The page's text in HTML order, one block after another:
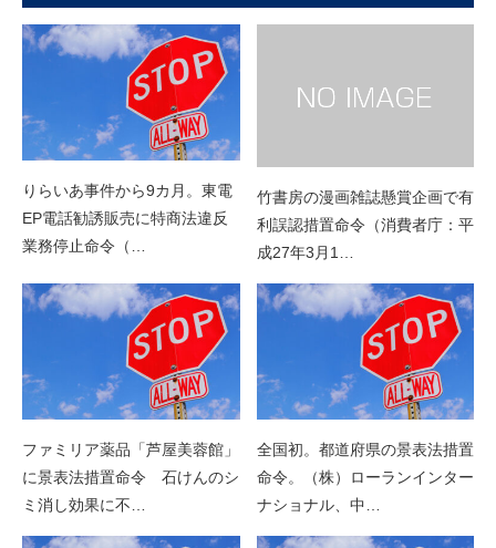
りらいあ事件から9カ月。東電
EP電話勧誘販売に特商法違反
業務停止命令（…
竹書房の漫画雑誌懸賞企画で有
利誤認措置命令（消費者庁：平
成27年3月1…
ファミリア薬品「芦屋美蓉館」
に景表法措置命令 石けんのシ
ミ消し効果に不…
全国初。都道府県の景表法措置
命令。（株）ローランインター
ナショナル、中…